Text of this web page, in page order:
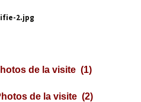
de la visite (1)
de la visite (2)